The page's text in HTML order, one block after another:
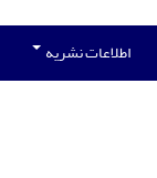
اطلاعات نشریه